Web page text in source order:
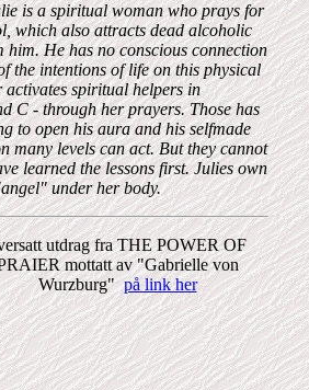
is a spiritual woman who prays for
which also attracts dead alcoholic
He has no conscious connection
the intentions of life on this physical
activates spiritual helpers in
C - through her prayers. Those has
to open his aura and his selfmade
many levels can act. But they cannot
learned the lessons first. Julies own
under her body.
utdrag fra THE POWER OF
mottatt av "Gabrielle von
Wurzburg"på link her